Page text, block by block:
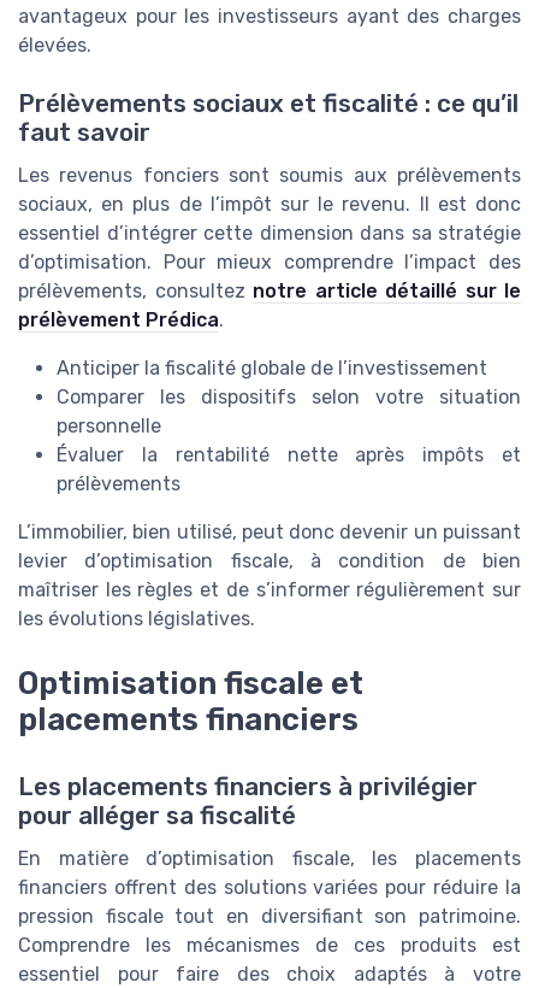
avantageux pour les investisseurs ayant des charges
élevées.
Prélèvements sociaux et fiscalité : ce qu’il
faut savoir
Les revenus fonciers sont soumis aux prélèvements
sociaux, en plus de l’impôt sur le revenu. Il est donc
essentiel d’intégrer cette dimension dans sa stratégie
d’optimisation. Pour mieux comprendre l’impact des
prélèvements, consultez notre article détaillé sur le
prélèvement Prédica.
Anticiper la fiscalité globale de l’investissement
Comparer les dispositifs selon votre situation
personnelle
Évaluer la rentabilité nette après impôts et
prélèvements
L’immobilier, bien utilisé, peut donc devenir un puissant
levier d’optimisation fiscale, à condition de bien
maîtriser les règles et de s’informer régulièrement sur
les évolutions législatives.
Optimisation fiscale et
placements financiers
Les placements financiers à privilégier
pour alléger sa fiscalité
En matière d’optimisation fiscale, les placements
financiers offrent des solutions variées pour réduire la
pression fiscale tout en diversifiant son patrimoine.
Comprendre les mécanismes de ces produits est
essentiel pour faire des choix adaptés à votre